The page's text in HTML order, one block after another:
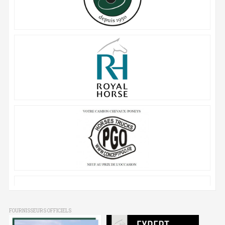
FOURNISSEURS OFFICIELS